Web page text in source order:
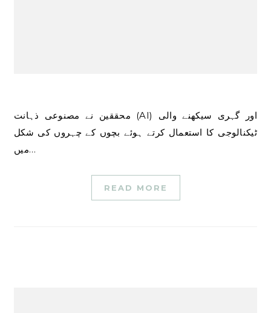
محققین نے مصنوعی ذہانت (AI) اور گہری سیکھنے والی
ٹیکنالوجی کا استعمال کرتے ہوئے بچوں کے چہروں کی شکل
میں…
READ MORE